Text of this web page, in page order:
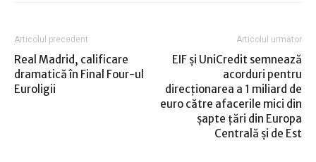
Articolul precedent
Real Madrid, calificare
dramatică în Final Four-ul
Euroligii
Articolul următor
EIF și UniCredit semnează
acorduri pentru
direcționarea a 1 miliard de
euro către afacerile mici din
șapte țări din Europa
Centrală și de Est